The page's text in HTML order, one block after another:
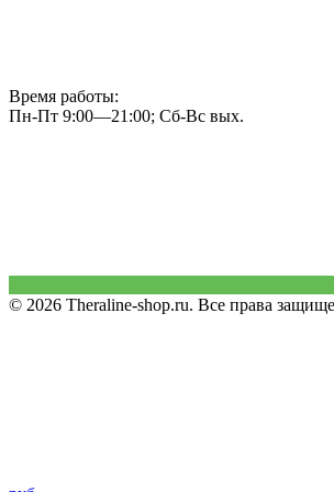
Время работы:
Пн-Пт 9:00—21:00; Сб-Вс вых.
© 2026 Theraline-shop.ru. Все права